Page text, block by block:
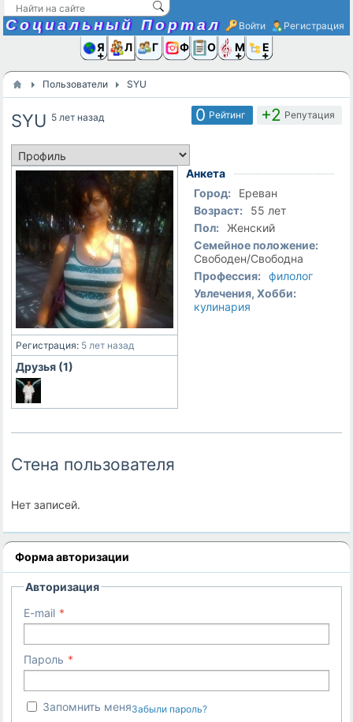
Социальный Портал Войти Регистрация
Я иЛюди
Группы
Фото Ещё
Пользователи SYU
SYU 5 лет назад +2 Репутация
0 Рейтинг
Регистрация: 5 лет назад
Друзья (1)
Анкета
Город:
Ереван
Возраст:
55 лет
Пол:
Женский
Семейное положение:
Свободен/Свободна
Профессия:
филолог
Увлечения, Хобби:
кулинария
Стена пользователя
Нет записей.
Форма авторизации
Авторизация
E-mail
Пароль
Запомнить меняЗабыли пароль?